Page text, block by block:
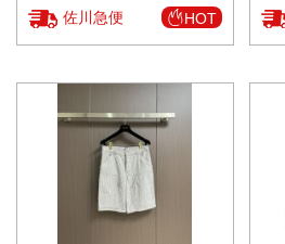
佐川急便 HOT